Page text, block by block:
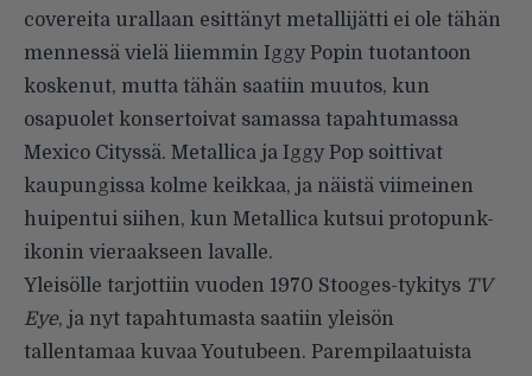
covereita urallaan esittänyt metallijätti ei ole tähän
mennessä vielä liiemmin Iggy Popin tuotantoon
koskenut, mutta tähän saatiin muutos, kun
osapuolet konsertoivat samassa tapahtumassa
Mexico Cityssä. Metallica ja Iggy Pop soittivat
kaupungissa kolme keikkaa, ja näistä viimeinen
huipentui siihen, kun Metallica kutsui protopunk-
ikonin vieraakseen lavalle.
Yleisölle tarjottiin vuoden 1970 Stooges-tykitys TV
Eye, ja nyt tapahtumasta saatiin yleisön
tallentamaa kuvaa Youtubeen. Parempilaatuista